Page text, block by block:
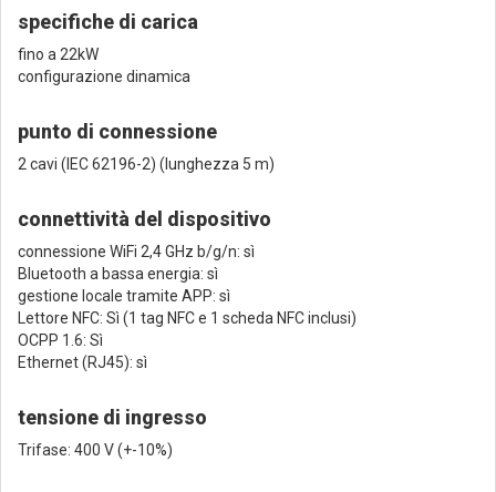
specifiche di carica
fino a 22kW
configurazione dinamica
punto di connessione
2 cavi (IEC 62196-2) (lunghezza 5 m)
connettività del dispositivo
connessione WiFi 2,4 GHz b/g/n: sì
Bluetooth a bassa energia: sì
gestione locale tramite APP: sì
Lettore NFC: Sì (1 tag NFC e 1 scheda NFC inclusi)
OCPP 1.6: Sì
Ethernet (RJ45): sì
tensione di ingresso
Trifase: 400 V (+-10%)